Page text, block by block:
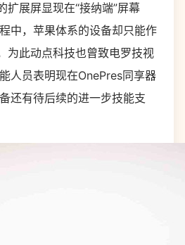
扩展屏显现在“接纳端”屏幕
中，苹果体系的设备却只能作
为此动点科技也曾致电罗技视
人员表明现在OnePres同享器
还有待后续的进一步技能支